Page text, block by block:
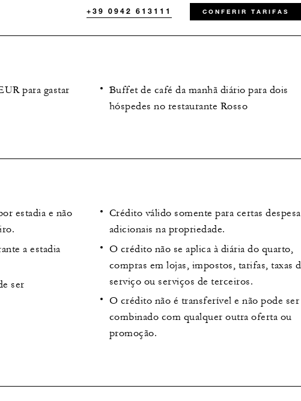
+39 0942 613111 CONFERIR TARIFAS
para gastar
Buffet de café da manhã diário para dois
hóspedes no restaurante Rosso
estadia e não
a estadia
ser
Crédito válido somente para certas
adicionais na propriedade.
O crédito não se aplica à diária do quarto,
compras em lojas, impostos, tarifas, taxas
serviço ou serviços de terceiros.
O crédito não é transferível e não pode ser
combinado com qualquer outra oferta ou
promoção.